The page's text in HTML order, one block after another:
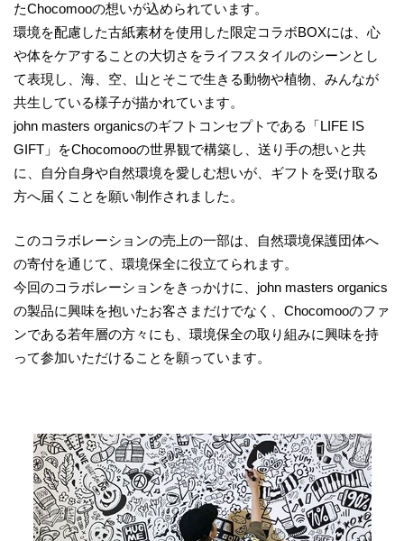
たChocomooの想いが込められています。
環境を配慮した古紙素材を使用した限定コラボBOXには、心
や体をケアすることの大切さをライフスタイルのシーンとし
て表現し、海、空、山とそこで生きる動物や植物、みんなが
共生している様子が描かれています。
john masters organicsのギフトコンセプトである「LIFE IS
GIFT」をChocomooの世界観で構築し、送り手の想いと共
に、自分自身や自然環境を愛しむ想いが、ギフトを受け取る
方へ届くことを願い制作されました。
このコラボレーションの売上の一部は、自然環境保護団体へ
の寄付を通じて、環境保全に役立てられます。
今回のコラボレーションをきっかけに、john masters organics
の製品に興味を抱いたお客さまだけでなく、Chocomooのファ
ンである若年層の方々にも、環境保全の取り組みに興味を持
って参加いただけることを願っています。